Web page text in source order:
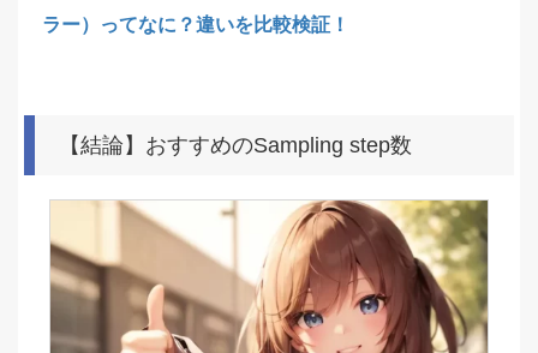
ラー）ってなに？違いを比較検証！
【結論】おすすめのSampling step数